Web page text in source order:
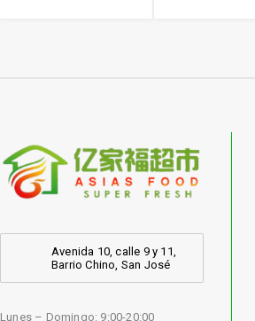
Avenida 10, calle 9 y 11,
Barrio Chino, San José
Lunes – Domingo: 9:00-20:00